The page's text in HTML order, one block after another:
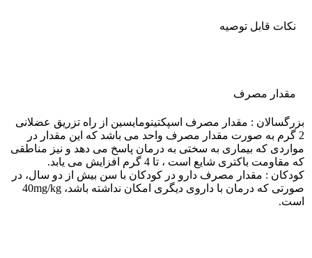
نکات قابل توصيه
مقدار مصرف
بزرگسالان : مقدار مصرف اسپکتینومایسین از راه تزریق عضلانی
2 گرم به صورت مقدار مصرف واحد می باشد که این مقدار در
مواردی که بیماری به سختی به درمان پاسخ می دهد و نیز مناطقی
که مقاومت باکتری شایع است ، تا 4 گرم افزایش می یابد.
کودکان : مقدار مصرف دارو در کودکان با سن بیش از دو سال، در
صورتی که درمان با داروی دیگری امکان نداشته باشد، 40mg/kg
است.